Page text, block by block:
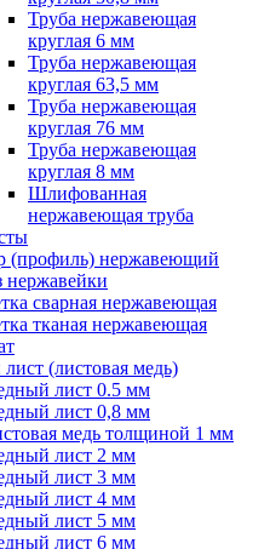
Труба нержавеющая
круглая 6 мм
Труба нержавеющая
круглая 63,5 мм
Труба нержавеющая
круглая 76 мм
Труба нержавеющая
круглая 8 мм
Шлифованная
нержавеющая труба
(профиль) нержавеющий
нержавейки
сварная нержавеющая
тканая нержавеющая
(листовая медь)
лист 0.5 мм
лист 0,8 мм
медь толщиной 1 мм
лист 2 мм
лист 3 мм
лист 4 мм
лист 5 мм
лист 6 мм